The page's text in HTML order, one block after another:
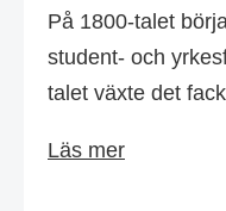
På 1800-talet
student- och
talet växte det
Läs mer